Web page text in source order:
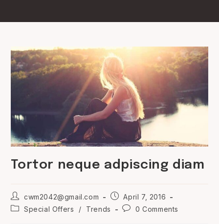
Tortor neque adpiscing diam
Post
author:
cwm2042@gmail.com
Post
published:
April 7, 2016
PostSpecial Offers / Trends
Post0 Comments